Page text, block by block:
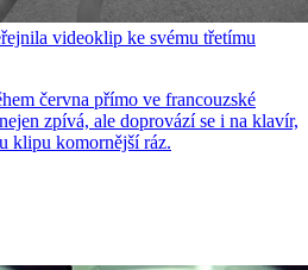
videoklip ke svému třetímu
června přímo ve francouzské
zpívá, ale doprovází se i na klavír,
klipu komornější ráz.